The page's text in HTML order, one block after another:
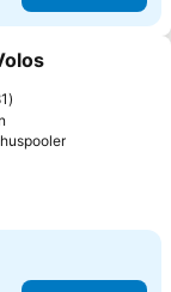
Favoriter
Se priser